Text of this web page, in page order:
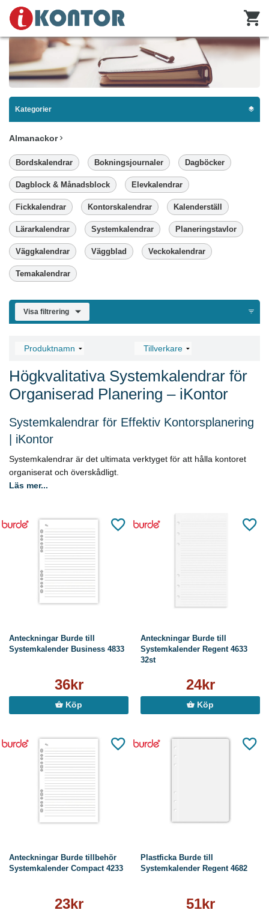
Kategorier
Almanackor
Bordskalendrar Bokningsjournaler Dagböcker
Dagblock & Månadsblock Elevkalendrar
Fickkalendrar Kontorskalendrar Kalenderställ
Lärarkalendrar Systemkalendrar Planeringstavlor
Väggkalendrar Väggblad Veckokalendrar
Temakalendrar
Visa filtrering
Högkvalitativa Systemkalendrar för
Organiserad Planering – iKontor
Systemkalendrar för Effektiv Kontorsplanering
| iKontor
Systemkalendrar är det ultimata verktyget för att hålla kontoret
organiserat och överskådligt.
Läs mer...
Anteckningar Burde till
Systemkalender Business 4833
36kr
Köp
Anteckningar Burde till
Systemkalender Regent 4633
32st
24kr
Köp
Anteckningar Burde tillbehör
Systemkalender Compact 4233
23kr
Plastficka Burde till
Systemkalender Regent 4682
51kr